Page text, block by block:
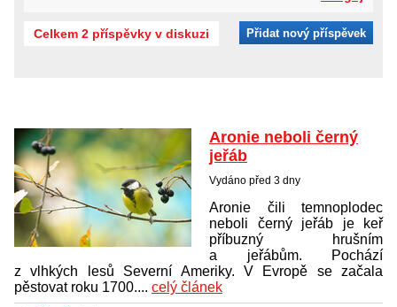
Celkem 2 příspěvky v diskuzi Přidat nový příspěvek
Aronie neboli černý
jeřáb
Vydáno před 3 dny
Aronie čili temnoplodec
neboli černý jeřáb je keř
příbuzný hrušním
a jeřábům. Pochází
z vlhkých lesů Severní Ameriky. V Evropě se začala
pěstovat roku 1700.... celý článek